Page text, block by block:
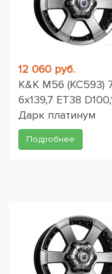
12 060 руб.
K&K M56 (КС593)
6x139,7 ET38
Дарк платинум
Подробнее